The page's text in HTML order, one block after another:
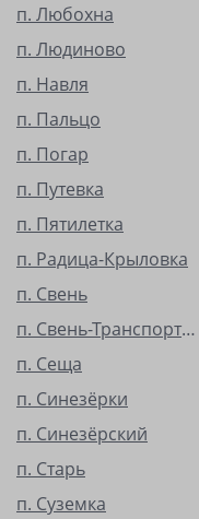
п. Любохна
п. Людиново
п. Навля
п. Пальцо
п. Погар
п. Путевка
п. Пятилетка
п. Радица-Крыловка
п. Свень
п. Свень-Транспортная
п. Сеща
п. Синезёрки
п. Синезёрский
п. Старь
п. Суземка